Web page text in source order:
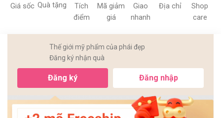
Giá sốc Quà tặng
Tích
điểm
Mã giảm
giá
Giao
nhanh
Địa chỉ
Shop
care
Thế giới mỹ phẩm của phái đẹp
Đăng ký nhận quà
Đăng ký Đăng nhập